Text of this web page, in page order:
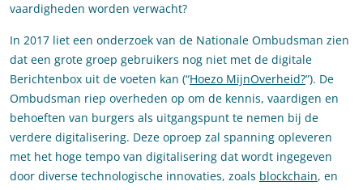
vaardigheden worden verwacht?
In 2017 liet een onderzoek van de Nationale Ombudsman zien
dat een grote groep gebruikers nog niet met de digitale
Berichtenbox uit de voeten kan (“Hoezo MijnOverheid?”). De
Ombudsman riep overheden op om de kennis, vaardigen en
behoeften van burgers als uitgangspunt te nemen bij de
verdere digitalisering. Deze oproep zal spanning opleveren
met het hoge tempo van digitalisering dat wordt ingegeven
door diverse technologische innovaties, zoals blockchain, en